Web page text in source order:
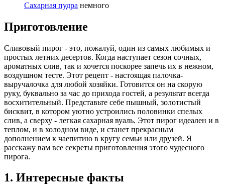
Сахарная пудра немного
Приготовление
Сливовый пирог - это, пожалуй, один из самых любимых и
простых летних десертов. Когда наступает сезон сочных,
ароматных слив, так и хочется поскорее запечь их в нежном,
воздушном тесте. Этот рецепт - настоящая палочка-
выручалочка для любой хозяйки. Готовится он на скорую
руку, буквально за час до прихода гостей, а результат всегда
восхитительный. Представьте себе пышный, золотистый
бисквит, в котором уютно устроились половинки спелых
слив, а сверху - легкая сахарная вуаль. Этот пирог идеален и в
теплом, и в холодном виде, и станет прекрасным
дополнением к чаепитию в кругу семьи или друзей. Я
расскажу вам все секреты приготовления этого чудесного
пирога.
1. Интересные факты